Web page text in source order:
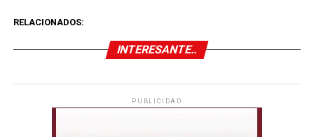
RELACIONADOS:
INTERESANTE..
PUBLICIDAD